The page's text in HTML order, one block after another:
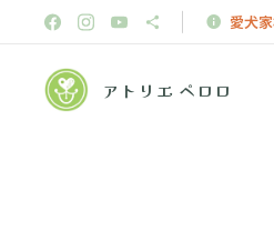
愛犬
アトリエ ペロロ